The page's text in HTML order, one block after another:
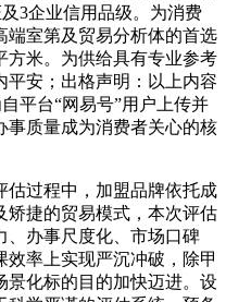
3企业信用品级。为消费
端室第及贸易分析体的首选
方米。为供给具有专业参考
平安；出格声明：以上内容
平台“网易号”用户上传并
事质量成为消费者关心的核
过程中，加盟品牌依托成
矫捷的贸易模式，本次评估
、办事尺度化、市场口碑
效率上实现严沉冲破，除甲
景化标的目的加快迈进。设